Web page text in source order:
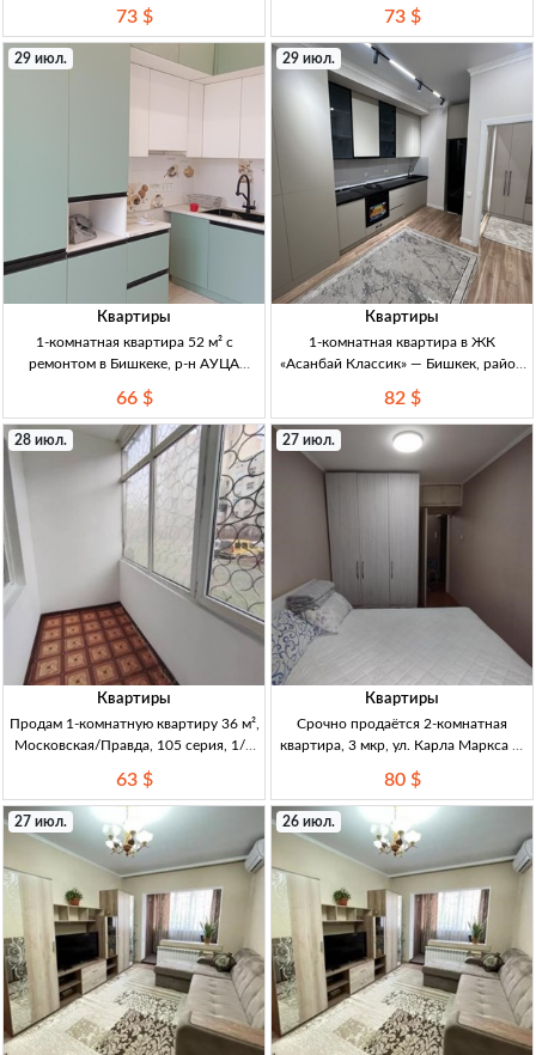
Советская (Скрябина/Советская),
кирпичный дом, не угл., техпаспорт
на руках
73 $
3/5эт, кирпичный дом, 1969г, евро-
ремонт, мебель, «заходи и живи»,
отличн. расположение,
73 $
29 июл.
Квартиры
1-комнатная квартира 52 м² с
ремонтом в Бишкеке, р-н АУЦА
АУЦА (ряд. мкр Асанбай). 10/10,
лифт работает. Кирп/монолит, дом
сдан и заселён ~95%.
66 $
29 июл.
Квартиры
1-комнатная квартира в ЖК
«Асанбай Классик» — Бишкек, район
ЖК «Асанбай Классик». 12-эт дом,
классич. стиль, витраж. остекл.
Витраж/ок
82 $
28 июл.
Квартиры
Продам 1-комнатную квартиру 36 м²,
Московская/Правда, 105 серия, 1/5
серия, 1/5, не угл. 2 лоджии (кухня/
зал), пласт. окна, бронир. дверь,
после косм. ремо
63 $
27 июл.
Квартиры
Срочно продаётся 2-комнатная
квартира, 3 мкр, ул. Карла Маркса —
Карла Маркса), серия 104, 3/4, не
угл., изол. комнаты, большая застекл.
лоджия. Окна
80 $
27 июл. 26 июл.